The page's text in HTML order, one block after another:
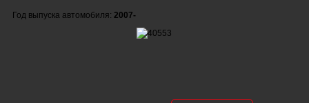
Год выпуска автомобиля: 2007-